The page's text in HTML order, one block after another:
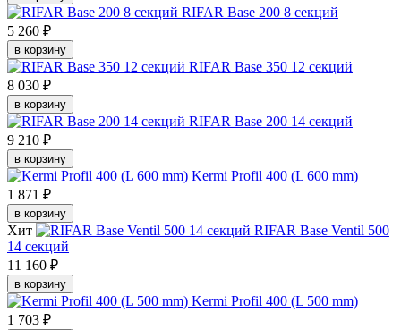
RIFAR Base 200 8 секций
5 260 ₽
в корзину
RIFAR Base 350 12 секций
8 030 ₽
в корзину
RIFAR Base 200 14 секций
9 210 ₽
в корзину
Kermi Profil 400 (L 600 mm)
1 871 ₽
в корзину
Хит
RIFAR Base Ventil 500
14 секций
11 160 ₽
в корзину
Kermi Profil 400 (L 500 mm)
1 703 ₽